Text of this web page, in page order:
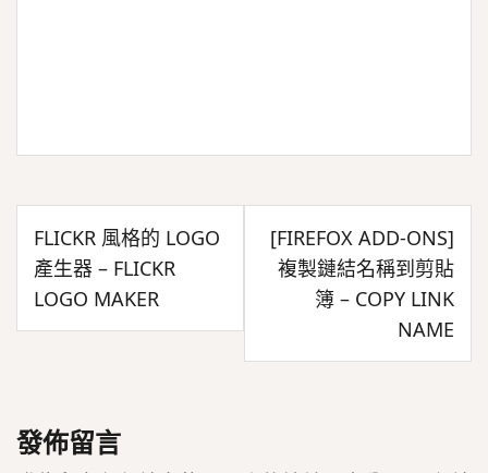
文
章
導
覽
FLICKR 風格的 LOGO
產生器 – FLICKR
LOGO MAKER
[FIREFOX ADD-ONS]
複製鏈結名稱到剪貼
簿 – COPY LINK
NAME
發佈留言